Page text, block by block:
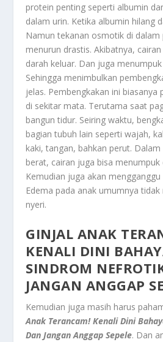
protein penting seperti albumin
dalam urin. Ketika albumin hilang
Namun tekanan osmotik di dalam
menurun drastis. Akibatnya,
darah keluar. Dan juga
Sehingga menimbulkan
jelas. Pembengkakan ini biasanya
di sekitar mata. Terutama saat
bangun tidur. Seiring waktu,
bagian tubuh lain seperti wajah,
kaki, tangan, bahkan perut. Dalam
berat, cairan juga bisa menumpuk
Kemudian juga akan mengganggu
Edema pada anak umumnya
nyeri.
GINJAL ANAK
KENALI DINI
SINDROM
JANGAN ANGGAP
Kemudian juga masih harus
Anak Terancam! Kenali Dini
Dan Jangan Anggap Sepele. Dan